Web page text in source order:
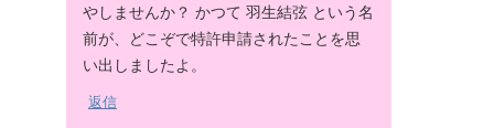
やしませんか？ かつて 羽生結弦 という名
前が、どこぞで特許申請されたことを思
い出しましたよ。
返信